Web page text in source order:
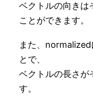
ベクトルの向きは
ことができます。
また、
とで、
ベクトルの長さが
す。